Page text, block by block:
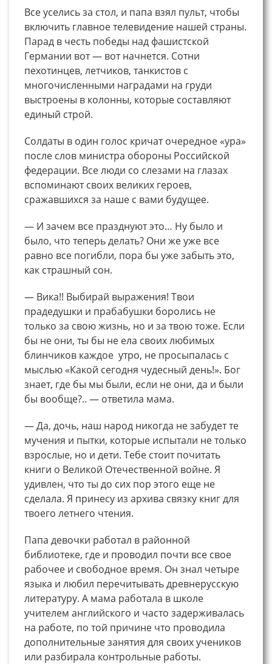
Все уселись за стол, и папа взял пульт, чтобы
включить главное телевидение нашей страны.
Парад в честь победы над фашистской
Германии вот — вот начнется. Сотни
пехотинцев, летчиков, танкистов с
многочисленными наградами на груди
выстроены в колонны, которые составляют
единый строй.
Солдаты в один голос кричат очередное «ура»
после слов министра обороны Российской
федерации. Все люди со слезами на глазах
вспоминают своих великих героев,
сражавшихся за наше с вами будущее.
— И зачем все празднуют это… Ну было и
было, что теперь делать? Они же уже все
равно все погибли, пора бы уже забыть это,
как страшный сон.
— Вика!! Выбирай выражения! Твои
прадедушки и прабабушки боролись не
только за свою жизнь, но и за твою тоже. Если
бы не они, ты бы не ела своих любимых
блинчиков каждое утро, не просыпалась с
мыслью «Какой сегодня чудесный день!». Бог
знает, где бы мы были, если не они, да и были
бы вообще?.. — ответила мама.
— Да, дочь, наш народ никогда не забудет те
мучения и пытки, которые испытали не только
взрослые, но и дети. Тебе стоит почитать
книги о Великой Отечественной войне. Я
удивлен, что ты до сих пор этого еще не
сделала. Я принесу из архива связку книг для
твоего летнего чтения.
Папа девочки работал в районной
библиотеке, где и проводил почти все свое
рабочее и свободное время. Он знал четыре
языка и любил перечитывать древнерусскую
литературу. А мама работала в школе
учителем английского и часто задерживалась
на работе, по той причине что проводила
дополнительные занятия для своих учеников
или разбирала контрольные работы.